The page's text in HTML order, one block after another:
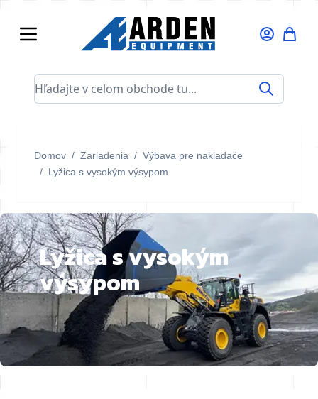
Hľadajte v celom obchode tu...
Domov / Zariadenia / Výbava pre nakladače
/ Lyžica s vysokým výsypom
Lyžica s vysokým
výsypom